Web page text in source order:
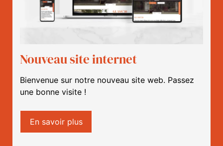
Nouveau site internet
Bienvenue sur notre nouveau site web. Passez
une bonne visite !
En savoir plus